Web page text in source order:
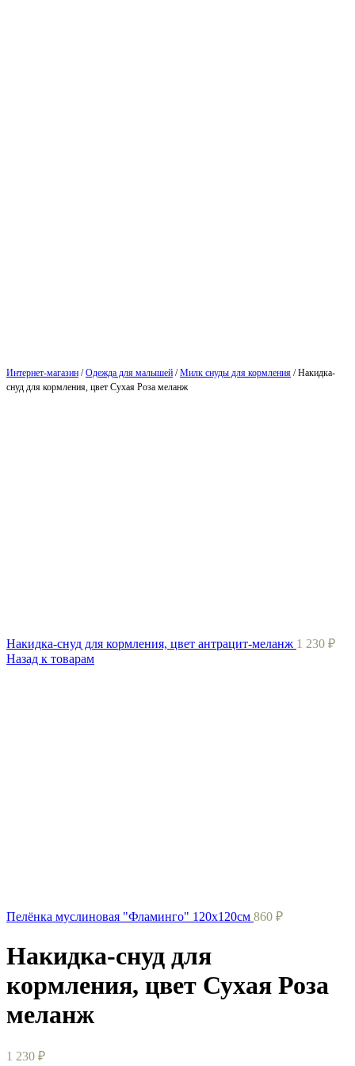
Интернет-магазин /Одежда для малышей /Милк снуды для кормления /Накидка-
снуд для кормления, цвет Сухая Роза меланж
Накидка-снуд для кормления, цвет антрацит-меланж 1 230 ₽
Назад к товарам
Пелёнка муслиновая "Фламинго" 120х120см 860 ₽
Накидка-снуд для
кормления, цвет Сухая Роза
меланж
1 230 ₽